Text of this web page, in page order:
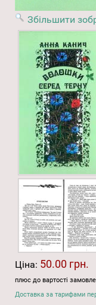
Збільшити
Ціна: 50.00 грн.
плюс до вартості
Доставка за тарифами